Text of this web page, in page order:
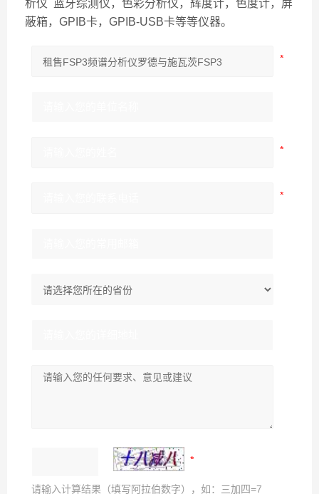
析仪 蓝牙综测仪，色彩分析仪，辉度计，色度计，屏
蔽箱，GPIB卡，GPIB-USB卡等等仪器。
请输入计算结果（填写阿拉伯数字），如：三加四=7